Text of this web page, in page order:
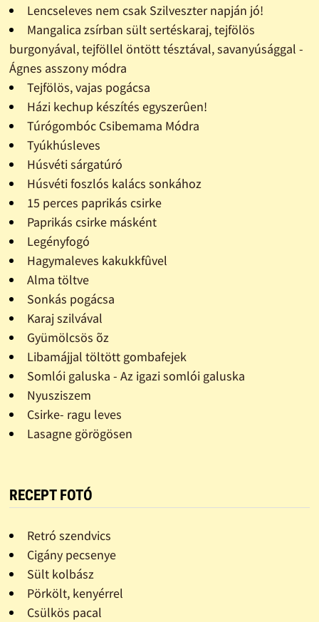
Lencseleves nem csak Szilveszter napján jó!
Mangalica zsírban sült sertéskaraj, tejfölös
burgonyával, tejföllel öntött tésztával, savanyúsággal -
Ágnes asszony módra
Tejfölös, vajas pogácsa
Házi kechup készítés egyszerûen!
Túrógombóc Csibemama Módra
Tyúkhúsleves
Húsvéti sárgatúró
Húsvéti foszlós kalács sonkához
15 perces paprikás csirke
Paprikás csirke másként
Legényfogó
Hagymaleves kakukkfûvel
Alma töltve
Sonkás pogácsa
Karaj szilvával
Gyümölcsös õz
Libamájjal töltött gombafejek
Somlói galuska - Az igazi somlói galuska
Nyusziszem
Csirke- ragu leves
Lasagne görögösen
RECEPT FOTÓ
Retró szendvics
Cigány pecsenye
Sült kolbász
Pörkölt, kenyérrel
Csülkös pacal